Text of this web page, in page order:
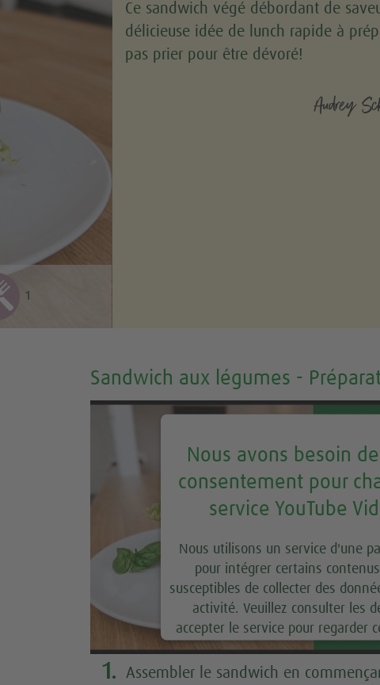
1
Ce sandwich végé débordant de
délicieuse idée de lunch rapide à
pas prier pour être dévoré!
Audrey
Sandwich aux légumes -
Nous avons besoin
consentement pour
service YouTube
Nous utilisons un service d'une
pour intégrer certains
susceptibles de collecter des
activité. Veuillez consulter les
accepter le service pour regarder
En savoir plus
1.
Assembler le sandwich en